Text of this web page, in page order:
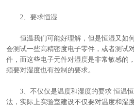
2、要求恒湿
恒温我们可能好理解，但是恒湿又如
会测试一些高精密度电子零件，或者测试
件，而这些电子元件对湿度是非常敏感的
须要对湿度也有控制的要求。
3、不仅仅是温度和湿度的要求 恒温恒
法，实际上实验室建设不仅要对温度和湿